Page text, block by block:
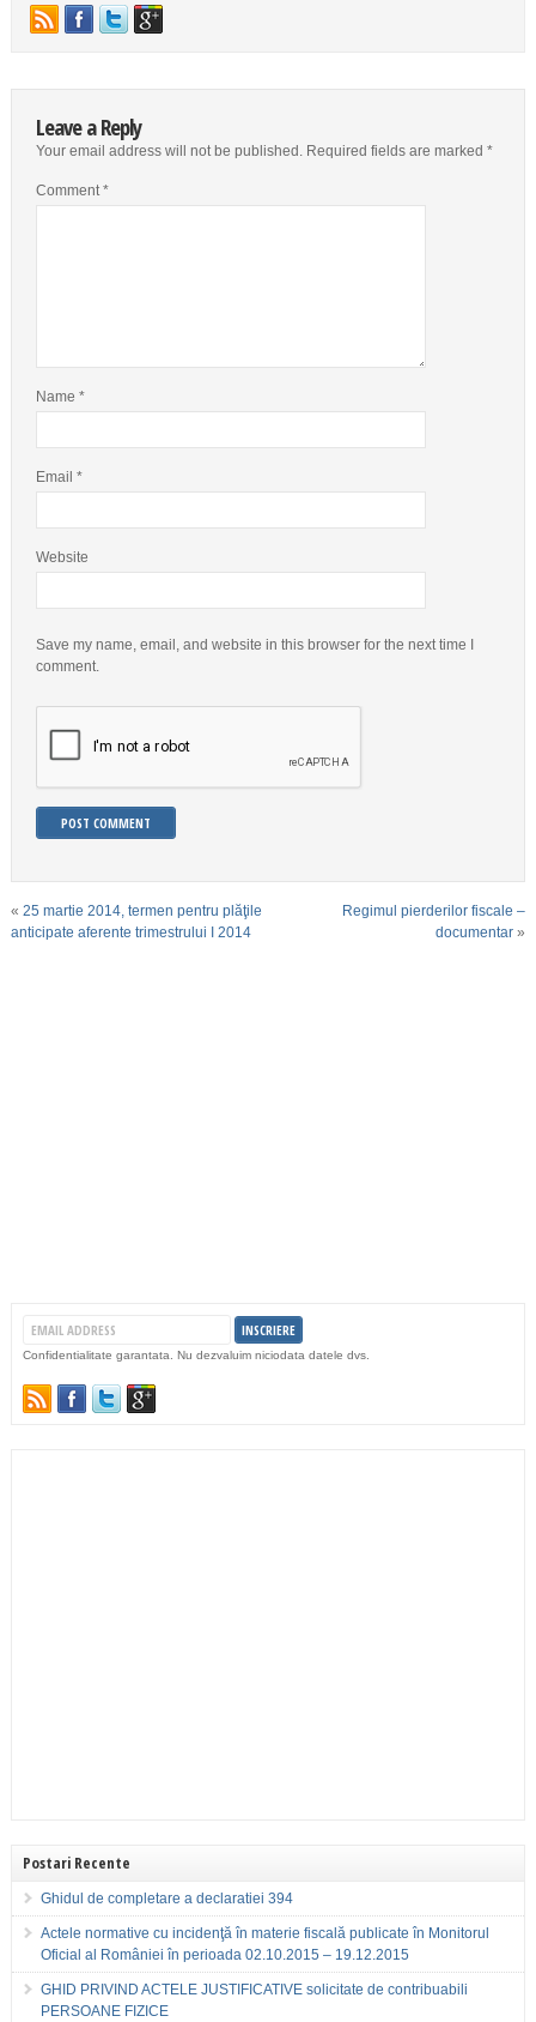
Leave a Reply
Your email address will not be published. Required fields are marked *
Comment*
Name *
Email *
Website
Save my name, email, and website in this browser for the next time I
comment.
« 25 martie 2014, termen pentru plăţile
anticipate aferente trimestrului I 2014
Regimul pierderilor fiscale –
documentar »
Confidentialitate garantata. Nu dezvaluim niciodata datele dvs.
Postari Recente
Ghidul de completare a declaratiei 394
Actele normative cu incidenţă în materie fiscală publicate în Monitorul
Oficial al României în perioada 02.10.2015 – 19.12.2015
GHID PRIVIND ACTELE JUSTIFICATIVE solicitate de contribuabili
PERSOANE FIZICE